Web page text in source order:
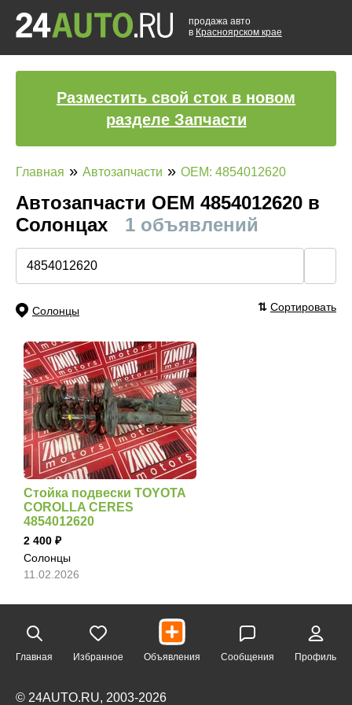
продажа авто
в Красноярском крае
Разместить свой сток в новом
разделе Запчасти
Главная » Автозапчасти » OEM: 4854012620
Автозапчасти ОЕМ 4854012620 в
Солонцах
1 объявлений
Солонцы ⇅ Сортировать
Стойка подвески TOYOTA
COROLLA CERES
4854012620
2 400
Солонцы
11.02.2026
Главная Избранное Объявления Сообщения Профиль
© 24AUTO.RU, 2003-2026